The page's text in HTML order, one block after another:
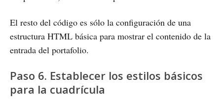
El resto del código es sólo la configuración de una
estructura HTML básica para mostrar el contenido de la
entrada del portafolio.
Paso 6. Establecer los estilos básicos
para la cuadrícula